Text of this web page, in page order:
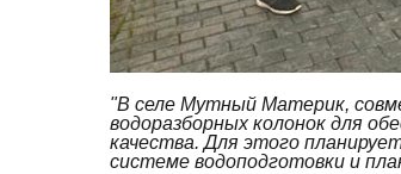
"В селе Мутный Материк,
водоразборных колонок для
качества. Для этого
системе водоподготовки и